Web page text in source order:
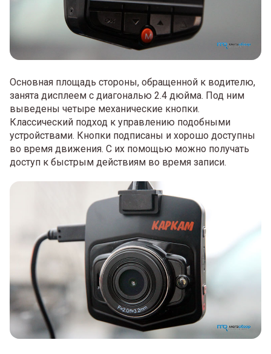
Основная площадь стороны, обращенной к водителю,
занята дисплеем с диагональю 2.4 дюйма. Под ним
выведены четыре механические кнопки.
Классический подход к управлению подобными
устройствами. Кнопки подписаны и хорошо доступны
во время движения. С их помощью можно получать
доступ к быстрым действиям во время записи.